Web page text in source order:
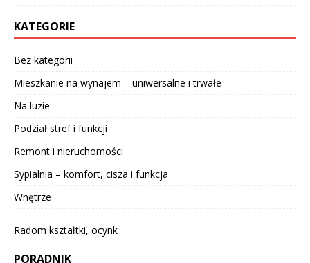
KATEGORIE
Bez kategorii
Mieszkanie na wynajem – uniwersalne i trwałe
Na luzie
Podział stref i funkcji
Remont i nieruchomości
Sypialnia – komfort, cisza i funkcja
Wnętrze
Radom kształtki, ocynk
PORADNIK